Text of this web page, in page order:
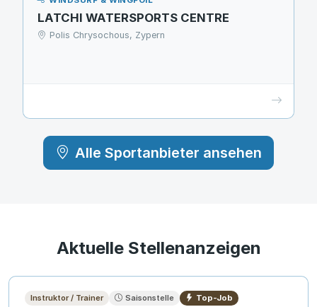
LATCHI WATERSPORTS CENTRE
Polis Chrysochous, Zypern
Alle Sportanbieter ansehen
Aktuelle Stellenanzeigen
Instruktor / Trainer Saisonstelle Top-Job